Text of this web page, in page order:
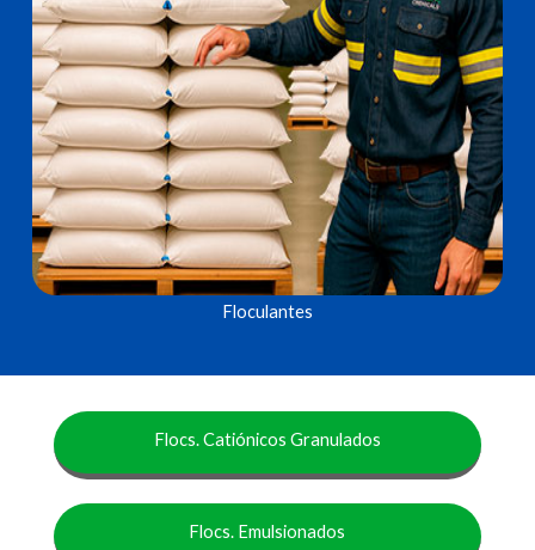
Floculantes
Flocs. Catiónicos Granulados
Flocs. Emulsionados